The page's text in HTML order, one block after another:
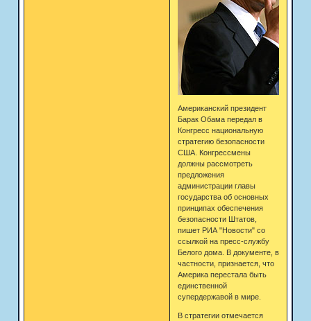
Американский президент
Барак Обама передал в
Конгресс национальную
стратегию безопасности
США. Конгрессмены
должны рассмотреть
предложения
администрации главы
государства об основных
принципах обеспечения
безопасности Штатов,
пишет РИА "Новости" со
ссылкой на пресс-службу
Белого дома. В документе, в
частности, признается, что
Америка перестала быть
единственной
супердержавой в мире.
В стратегии отмечается